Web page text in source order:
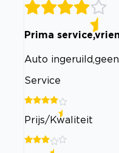
Prima
Auto
Service
Prijs/Kwaliteit